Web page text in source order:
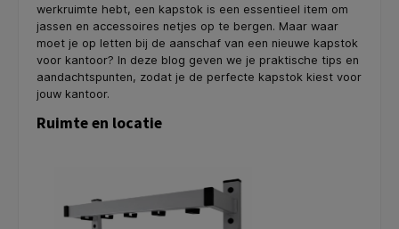
werkruimte hebt, een kapstok is een essentieel item om
jassen en accessoires netjes op te bergen. Maar waar
moet je op letten bij de aanschaf van een nieuwe kapstok
voor kantoor? In deze blog geven we je praktische tips en
aandachtspunten, zodat je de perfecte kapstok kiest voor
jouw kantoor.
Ruimte en locatie